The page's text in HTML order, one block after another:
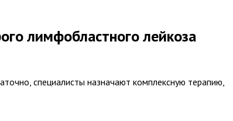
лимфобластного лейкоза
специалисты назначают комплексную терапию,